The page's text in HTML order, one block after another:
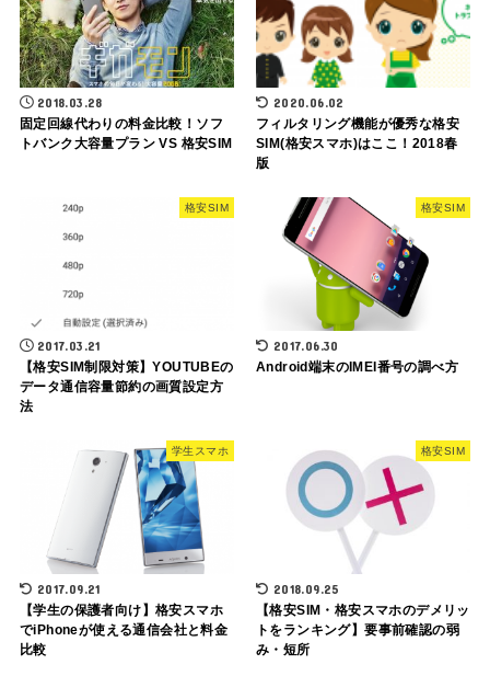
2018.03.28
固定回線代わりの料金比較！ソフ
トバンク大容量プラン VS 格安SIM
2020.06.02
フィルタリング機能が優秀な格安
SIM(格安スマホ)はここ！2018春
版
格安SIM
2017.03.21
【格安SIM制限対策】YOUTUBEの
データ通信容量節約の画質設定方
法
格安SIM
2017.06.30
Android端末のIMEI番号の調べ方
学生スマホ
2017.09.21
【学生の保護者向け】格安スマホ
でiPhoneが使える通信会社と料金
比較
格安SIM
2018.09.25
【格安SIM・格安スマホのデメリッ
トをランキング】要事前確認の弱
み・短所